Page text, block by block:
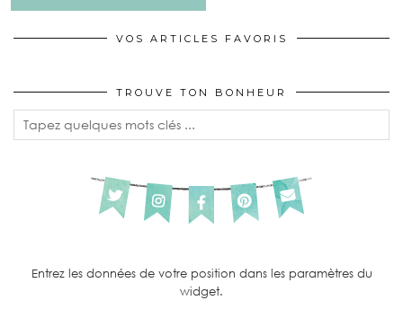
VOS ARTICLES FAVORIS
TROUVE TON BONHEUR
Entrez les données de votre position dans les paramètres du
widget.